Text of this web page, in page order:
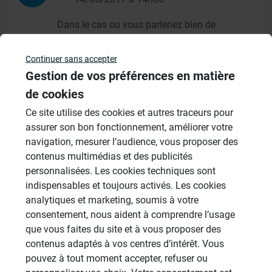
Dans le cas ou vous parleriez bien de
génération d'humidité ,
Il est possible d'utiliser des panneaux wedi
collés sur support bois ( avec primaire de
collage spécial bois).
Ces panneaux vont être collés avec une colle
C2.
Dans un hammam la migration de vapeur
est telle que l'on doit traiter nos panneaux en
surface à la résine époxy ( panneaux wedi
vapor) , ou carreler avec une mosaïque
Continuer sans accepter
Gestion de vos préférences en matière
de cookies
Ce site utilise des cookies et autres traceurs pour
assurer son bon fonctionnement, améliorer votre
navigation, mesurer l’audience, vous proposer des
contenus multimédias et des publicités
personnalisées. Les cookies techniques sont
indispensables et toujours activés. Les cookies
analytiques et marketing, soumis à votre
consentement, nous aident à comprendre l’usage
que vous faites du site et à vous proposer des
contenus adaptés à vos centres d’intérêt. Vous
pouvez à tout moment accepter, refuser ou